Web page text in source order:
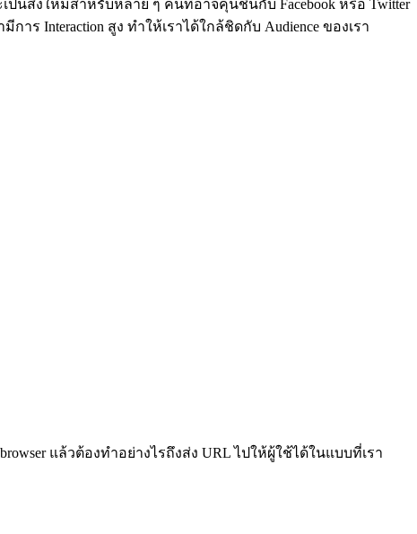
ะเป็นสิ่งใหม่สำหรับหลาย ๆ คนที่อาจคุ้นชินกับ Facebook หรือ Twitter
ร Interaction สูง ทำให้เราได้ใกล้ชิดกับ Audience ของเรา
แล้วต้องทำอย่างไรถึงส่ง URL ไปให้ผู้ใช้ได้ในแบบที่เรา